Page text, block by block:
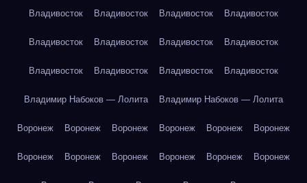
Владивосток Владивосток Владивосток Владивосток
Владивосток Владивосток Владивосток Владивосток
Владивосток Владивосток Владивосток Владивосток
Владимир Набоков — Лолита Владимир Набоков — Лолита
Воронеж Воронеж Воронеж Воронеж Воронеж Воронеж
Воронеж Воронеж Воронеж Воронеж Воронеж Воронеж